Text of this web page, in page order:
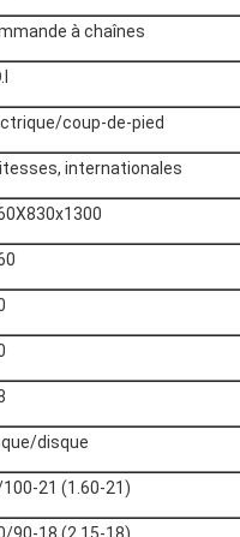
à chaînes
coup-de-pied
internationales
disque
21 (1.60-21)